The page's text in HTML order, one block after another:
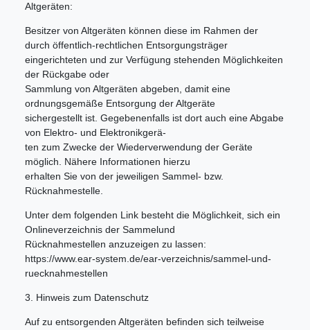
Altgeräten:
Besitzer von Altgeräten können diese im Rahmen der
durch öffentlich-rechtlichen Entsorgungsträger
eingerichteten und zur Verfügung stehenden Möglichkeiten
der Rückgabe oder
Sammlung von Altgeräten abgeben, damit eine
ordnungsgemäße Entsorgung der Altgeräte
sichergestellt ist. Gegebenenfalls ist dort auch eine Abgabe
von Elektro- und Elektronikgerä-
ten zum Zwecke der Wiederverwendung der Geräte
möglich. Nähere Informationen hierzu
erhalten Sie von der jeweiligen Sammel- bzw.
Rücknahmestelle.
Unter dem folgenden Link besteht die Möglichkeit, sich ein
Onlineverzeichnis der Sammelund
Rücknahmestellen anzuzeigen zu lassen:
https://www.ear-system.de/ear-verzeichnis/sammel-und-
ruecknahmestellen
3. Hinweis zum Datenschutz
Auf zu entsorgenden Altgeräten befinden sich teilweise